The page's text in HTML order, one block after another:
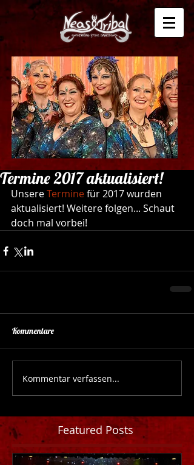
Termine 2017 aktualisiert!
Unsere Termine für 2017 wurden
aktualisiert! Weitere folgen... Schaut
doch mal vorbei!
Kommentare
Kommentar verfassen...
Featured Posts